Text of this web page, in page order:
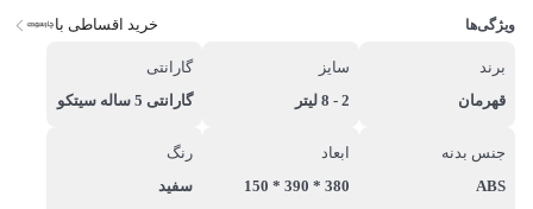
ویژگی‌ها خرید اقساطی با
برند
قهرمان
سایز
2 - 8 لیتر
گارانتی
گارانتی 5 ساله سیتکو
جنس بدنه
ABS
ابعاد
380 * 390 * 150
رنگ
سفید